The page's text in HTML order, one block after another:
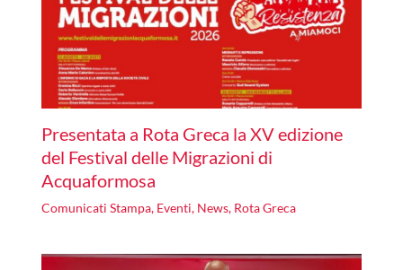
Presentata a Rota Greca la XV edizione
del Festival delle Migrazioni di
Acquaformosa
Comunicati Stampa, Eventi, News, Rota Greca